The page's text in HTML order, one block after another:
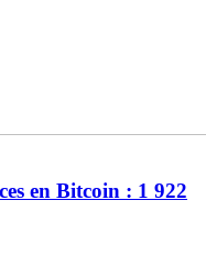
en Bitcoin : 1 922